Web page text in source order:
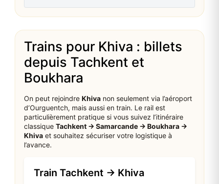
Trains pour Khiva : billets
depuis Tachkent et
Boukhara
On peut rejoindre Khiva non seulement via l’aéroport
d’Ourguentch, mais aussi en train. Le rail est
particulièrement pratique si vous suivez l’itinéraire
classique Tachkent → Samarcande → Boukhara →
Khiva et souhaitez sécuriser votre logistique à
l’avance.
Train Tachkent → Khiva